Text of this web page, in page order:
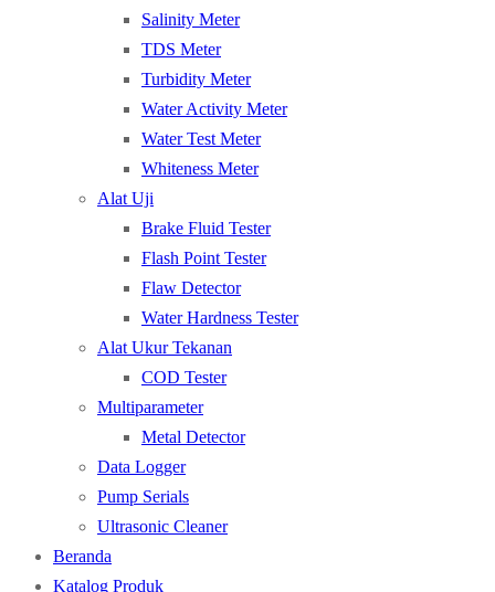
Salinity Meter
TDS Meter
Turbidity Meter
Water Activity Meter
Water Test Meter
Whiteness Meter
Alat Uji
Brake Fluid Tester
Flash Point Tester
Flaw Detector
Water Hardness Tester
Alat Ukur Tekanan
COD Tester
Multiparameter
Metal Detector
Data Logger
Pump Serials
Ultrasonic Cleaner
Beranda
Katalog Produk